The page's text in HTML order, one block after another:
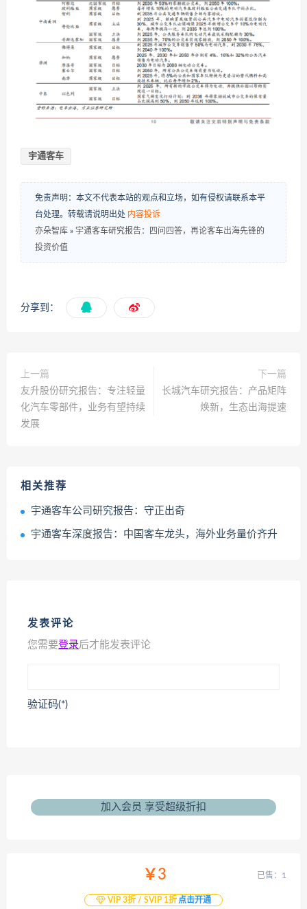
宇通客车
免责声明：本文不代表本站的观点和立场，如有侵权请联系本平
台处理。转载请说明出处 内容投诉
亦朵智库 » 宇通客车研究报告：四问四答，再论客车出海先锋的
投资价值
分享到：
上一篇
友升股份研究报告：专注轻量
化汽车零部件，业务有望持续
发展
下一篇
长城汽车研究报告：产品矩阵
焕新，生态出海提速
相关推荐
宇通客车公司研究报告：守正出奇
宇通客车深度报告：中国客车龙头，海外业务量价齐升
发表评论
您需要登录后才能发表评论
验证码(*)
加入会员 享受超级折扣
￥3
VIP 3折 / SVIP 1折 点击开通
已售：1